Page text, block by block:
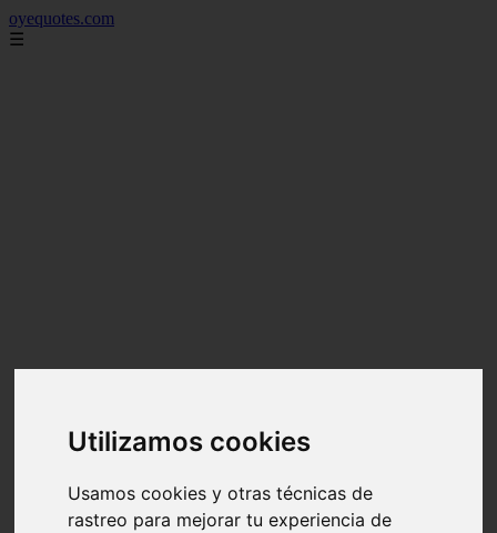
Utilizamos cookies
Usamos cookies y otras técnicas de
rastreo para mejorar tu experiencia de
oyequotes.com
☰